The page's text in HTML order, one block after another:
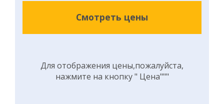
Смотреть цены
Для отображения цены,пожалуйста,
нажмите на кнопку " Цена"""